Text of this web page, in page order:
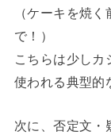
（ケーキを焼
で！）
こちらは少しカ
使われる典型的
次に、否定文・